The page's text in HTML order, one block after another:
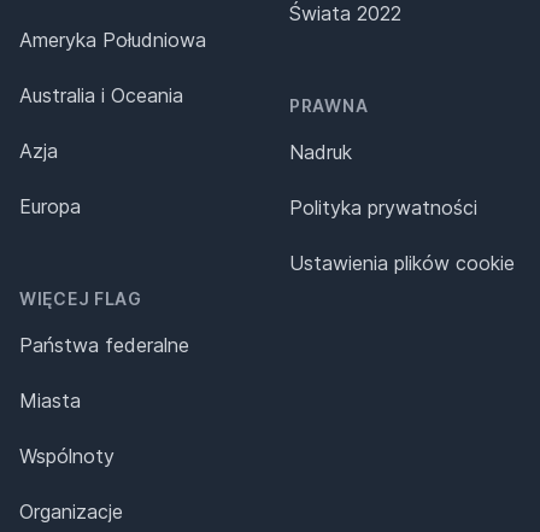
Ameryka Południowa
Australia i Oceania
Azja
Europa
WIĘCEJ FLAG
Państwa federalne
Miasta
Wspólnoty
Organizacje
Świata 2022
PRAWNA
Nadruk
Polityka prywatności
Ustawienia plików cookie